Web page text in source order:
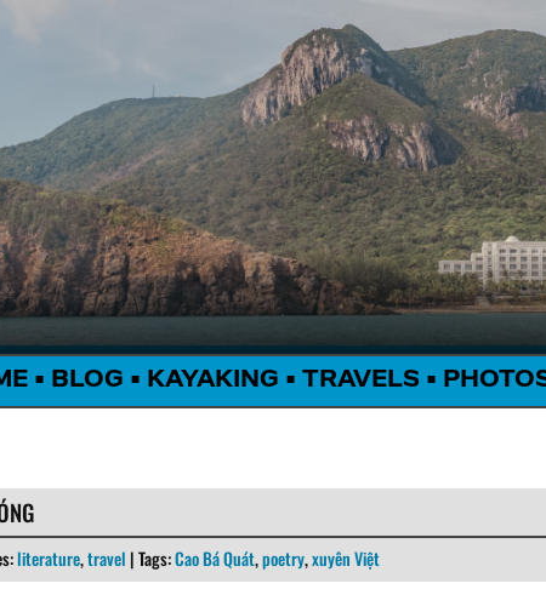
• BLOG • KAYAKING • TRAVELS •
literature,travel | Tags:Cao Bá Quát,poetry,xuyên Việt